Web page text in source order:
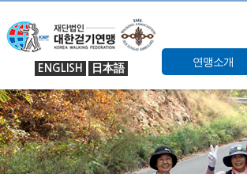
ENGLISH 日本語 연맹소개